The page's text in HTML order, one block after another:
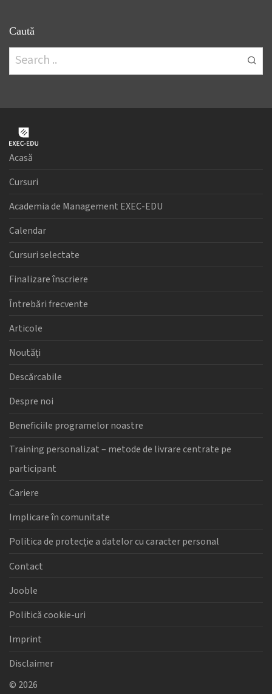
Caută
Acasă
Cursuri
Academia de Management EXEC-EDU
Calendar
Cursuri selectate
Finalizare înscriere
Întrebări frecvente
Articole
Noutăți
Descărcabile
Despre noi
Beneficiile programelor noastre
Training personalizat – metode de livrare centrate pe
participant
Cariere
Implicare în comunitate
Politica de protecție a datelor cu caracter personal
Contact
Jooble
Politică cookie-uri
Imprint
Disclaimer
© 2026